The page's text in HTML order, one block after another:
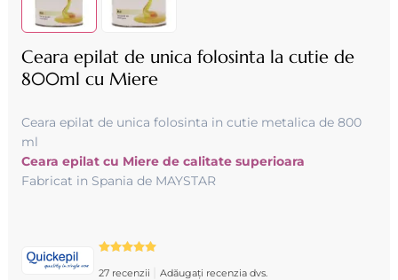
Ceara epilat de unica folosinta la cutie de
800ml cu Miere
Ceara epilat de unica folosinta in cutie metalica de 800
ml
Ceara epilat cu Miere de calitate superioara
Fabricat in Spania de MAYSTAR
27 recenzii Adăugați recenzia dvs.